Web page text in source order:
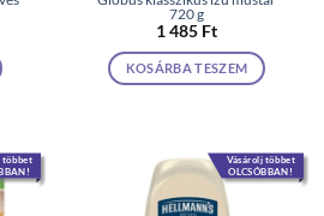
720 g
1 485 Ft
KOSÁRBA TESZEM
többet
Vásárolj többet
OLCSÓBBAN!